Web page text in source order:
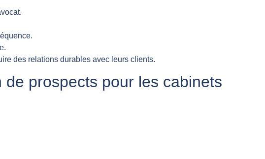
des relations durables avec leurs clients.
prospects pour les cabinets